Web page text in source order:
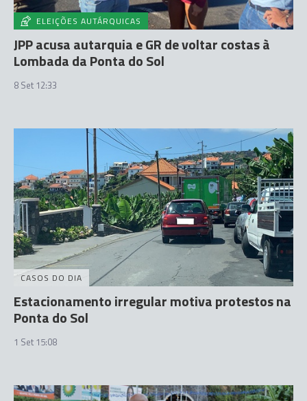
ELEIÇÕES AUTÁRQUICAS
JPP acusa autarquia e GR de voltar costas à
Lombada da Ponta do Sol
8 Set 12:33
CASOS DO DIA
Estacionamento irregular motiva protestos na
Ponta do Sol
1 Set 15:08